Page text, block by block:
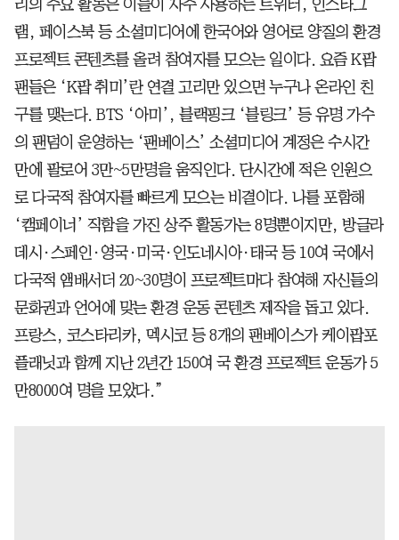
리의 주요 활동은 이들이 자주 사용하는 트위터, 인스타그
램, 페이스북 등 소셜미디어에 한국어와 영어로 양질의 환경
프로젝트 콘텐츠를 올려 참여자를 모으는 일이다. 요즘 K팝
팬들은 ‘K팝 취미’란 연결 고리만 있으면 누구나 온라인 친
구를 맺는다. BTS ‘아미’, 블랙핑크 ‘블링크’ 등 유명 가수
의 팬덤이 운영하는 ‘팬베이스’ 소셜미디어 계정은 수시간
만에 팔로어 3만~5만명을 움직인다. 단시간에 적은 인원으
로 다국적 참여자를 빠르게 모으는 비결이다. 나를 포함해
‘캠페이너’ 직함을 가진 상주 활동가는 8명뿐이지만, 방글라
데시·스페인·영국·미국·인도네시아·태국 등 10여 국에서
다국적 앰배서더 20~30명이 프로젝트마다 참여해 자신들의
문화권과 언어에 맞는 환경 운동 콘텐츠 제작을 돕고 있다.
프랑스, 코스타리카, 멕시코 등 8개의 팬베이스가 케이팝포
플래닛과 함께 지난 2년간 150여 국 환경 프로젝트 운동가 5
만8000여 명을 모았다.”